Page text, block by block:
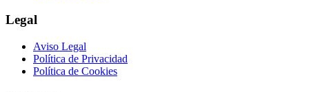
Legal
Aviso Legal
Política de Privacidad
Política de Cookies